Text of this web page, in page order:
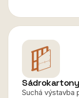
Suchá výstavba